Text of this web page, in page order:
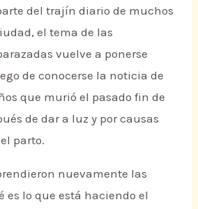
del trajín diario de muchos
el tema de las
vuelve a ponerse
de conocerse la noticia de
que murió el pasado fin de
de dar a luz y por causas
parto.
nuevamente las
es lo que está haciendo el